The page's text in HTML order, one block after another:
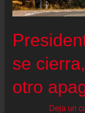
abandono
los
fósiles
se
otro
Deja un